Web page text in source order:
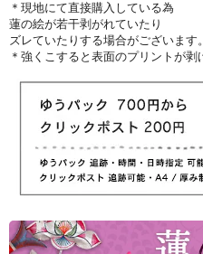
＊現地にて直接購入している為
蓮の絵が若干剥がれていたり
ズレていたりする場合がございます。
＊強くこすると表面のプリントが剥